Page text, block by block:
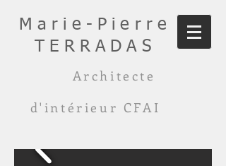
Marie-Pierre
TERRADAS
Architecte
d'intérieur CFAI